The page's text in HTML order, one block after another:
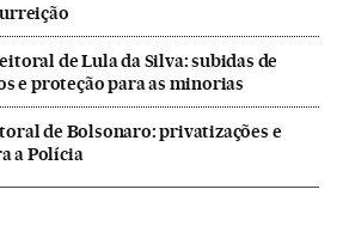
de Lula da Silva: subidas de
e proteção para as minorias
de Bolsonaro: privatizações e
a Polícia